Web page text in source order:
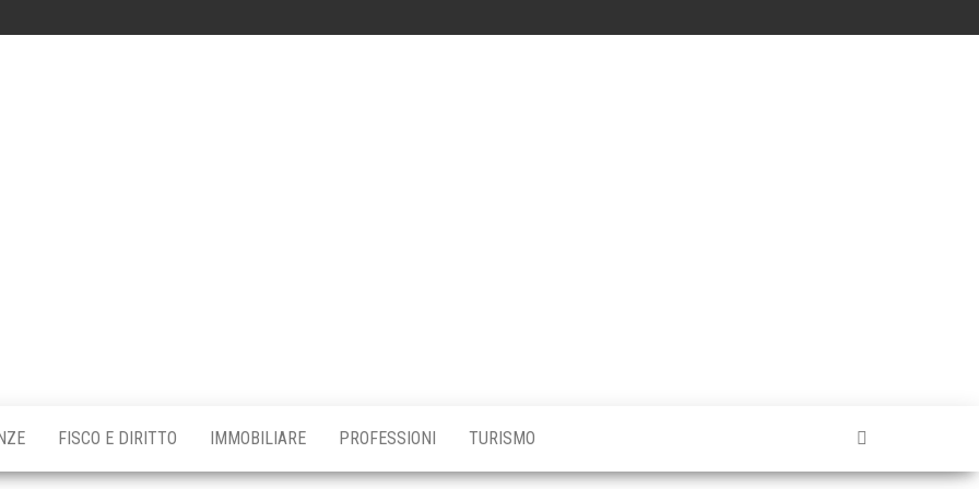
FISCO E DIRITTO IMMOBILIARE PROFESSIONI TURISMO